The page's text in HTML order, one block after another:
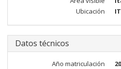
Ubicación
Datos técnicos
Año matriculación